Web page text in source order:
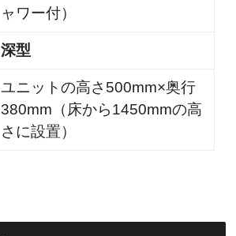
ャワー付）
深型
ユニットの高さ500mm×奥行
380mm（床から1450mmの高
さに設置）